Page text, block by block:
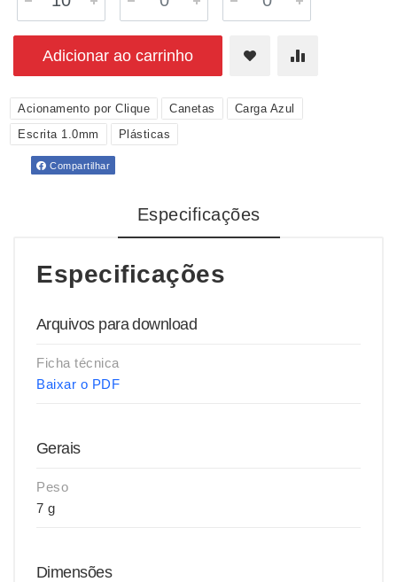
Adicionar ao carrinho
Acionamento por Clique Canetas
Carga Azul
Escrita 1.0mm
Plásticas
Compartilhar
Especificações
Especificações
Arquivos para download
Ficha técnica
Baixar o PDF
Gerais
Peso
7 g
Dimensões